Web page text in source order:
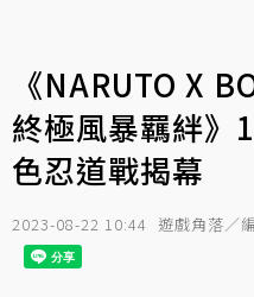
《NARUTO X
終極風暴羈絆》
色忍道戰揭幕
2023-08-22 10:44 遊戲角落／